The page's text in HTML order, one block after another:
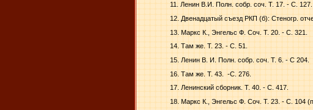
11. Ленин В.И. Полн. собр. соч. Т. 17. - С. 127.
12. Двенадцатый съезд РКП (б): Стеногр.
13. Маркс К., Энгельс Ф. Соч. Т. 20. - С. 321.
14. Там же. Т. 23. - С. 51.
15. Ленин В. И. Полн. собр. соч. Т. 6. - С 204.
16. Там же. Т. 43.
-С. 276.
17. Ленинский сборник. Т. 40. - С. 417.
18. Маркс К., Энгельс Ф. Соч. Т. 23. - С. 104